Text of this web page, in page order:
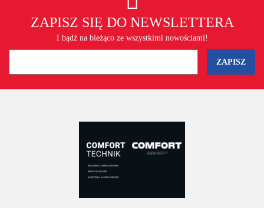
ZAPISZ SIĘ DO NEWSLETTERA
I bądź na bieżąco ze wszystkimi nowościami!